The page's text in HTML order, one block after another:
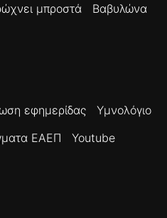
μπροστά
Βαβυλώνα
εφημερίδας
Υμνολόγιο
ΕΑΕΠ
Youtube